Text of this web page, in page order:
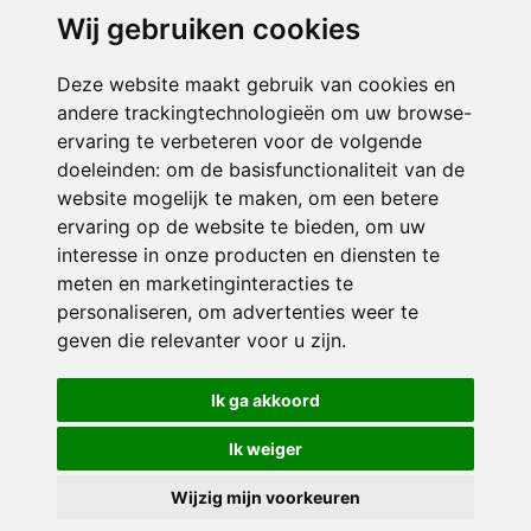
Wij gebruiken cookies
Deze website maakt gebruik van cookies en
andere trackingtechnologieën om uw browse-
ervaring te verbeteren voor de volgende
doeleinden: om de basisfunctionaliteit van de
website mogelijk te maken, om een betere
ervaring op de website te bieden, om uw
interesse in onze producten en diensten te
meten en marketinginteracties te
personaliseren, om advertenties weer te
geven die relevanter voor u zijn.
Ik ga akkoord
Ik weiger
Wijzig mijn voorkeuren
ONDERDEEL VAN
© 2026 Sint Bernardus | Alle rechten voorbehouden
Privacy policy|Disclaimer| Klachtenregeling|RSIN en Anbi
voorkeuren
Crealisatie The MindOffice